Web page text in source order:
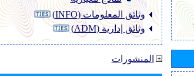
وثائق المعلومات (INFO)
وثائق إدارية (ADM)
المنشورات